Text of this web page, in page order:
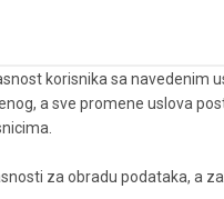
korisnika sa navedenim
a sve promene uslova
za obradu podataka, a